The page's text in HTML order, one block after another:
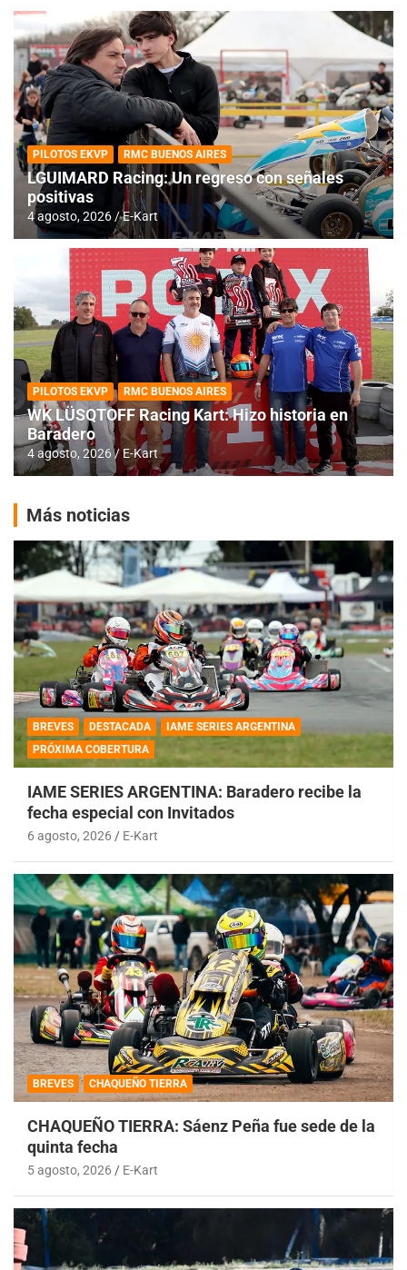
PILOTOS EKVP RMC BUENOS AIRES
LGUIMARD Racing: Un regreso con señales
positivas
4 agosto, 2026 E-Kart
PILOTOS EKVP RMC BUENOS AIRES
WK LÜSQTOFF Racing Kart: Hizo historia en
Baradero
4 agosto, 2026 E-Kart
Más noticias
BREVES DESTACADA
IAME SERIES ARGENTINA
PRÓXIMA COBERTURA
IAME SERIES ARGENTINA: Baradero recibe la
fecha especial con Invitados
6 agosto, 2026 E-Kart
BREVES CHAQUEÑO TIERRA
CHAQUEÑO TIERRA: Sáenz Peña fue sede de la
quinta fecha
5 agosto, 2026 E-Kart